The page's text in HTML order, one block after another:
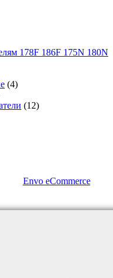
178F 186F 175N 180N
(4)
(12)
Envo eCommerce